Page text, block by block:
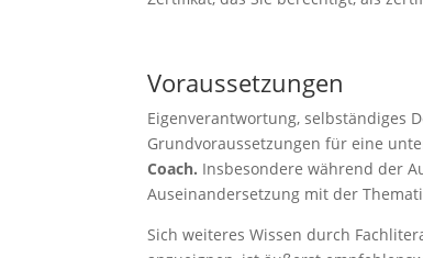
Voraussetzungen
Eigenverantwortung, selbständiges
Grundvoraussetzungen für eine
Coach. Insbesondere während der
Auseinandersetzung mit der
Sich weiteres Wissen durch